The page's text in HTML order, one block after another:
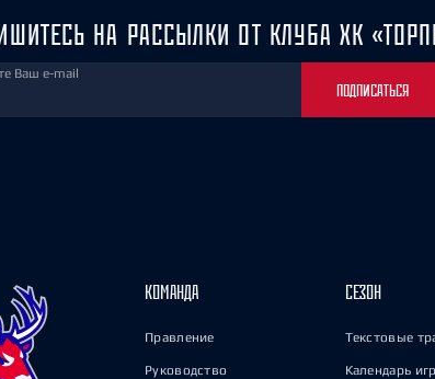
НА РАССЫЛКИ ОТ КЛУБА ХК
Ваш e-mail
ПОДПИСАТЬСЯ
КОМАНДА
Правление
Руководство
СЕЗОН
Текстовые
Календарь